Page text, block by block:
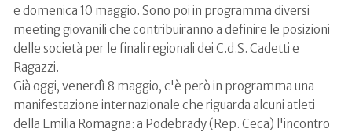
e domenica 10 maggio. Sono poi in programma diversi
meeting giovanili che contribuiranno a definire le posizioni
delle società per le finali regionali dei C.d.S. Cadetti e
Ragazzi.
Già oggi, venerdì 8 maggio, c'è però in programma una
manifestazione internazionale che riguarda alcuni atleti
della Emilia Romagna: a Podebrady (Rep. Ceca) l'incontro